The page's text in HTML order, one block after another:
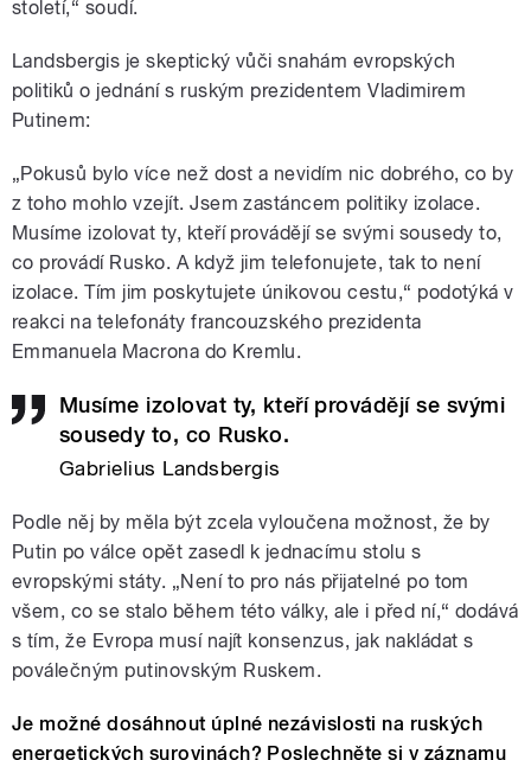
století,“ soudí.
Landsbergis je skeptický vůči snahám evropských
politiků o jednání s ruským prezidentem Vladimirem
Putinem:
„Pokusů bylo více než dost a nevidím nic dobrého, co by
z toho mohlo vzejít. Jsem zastáncem politiky izolace.
Musíme izolovat ty, kteří provádějí se svými sousedy to,
co provádí Rusko. A když jim telefonujete, tak to není
izolace. Tím jim poskytujete únikovou cestu,“ podotýká v
reakci na telefonáty francouzského prezidenta
Emmanuela Macrona do Kremlu.
Musíme izolovat ty, kteří provádějí se svými
sousedy to, co Rusko.
Gabrielius Landsbergis
Podle něj by měla být zcela vyloučena možnost, že by
Putin po válce opět zasedl k jednacímu stolu s
evropskými státy. „Není to pro nás přijatelné po tom
všem, co se stalo během této války, ale i před ní,“ dodává
s tím, že Evropa musí najít konsenzus, jak nakládat s
poválečným putinovským Ruskem.
Je možné dosáhnout úplné nezávislosti na ruských
energetických surovinách? Poslechněte si v záznamu